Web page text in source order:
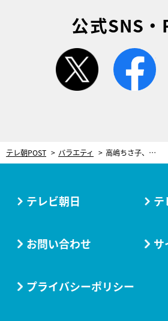
公式SNS・
twitter
テレ朝POST バラエティ 高嶋ちさ子、麻酔した後に絶叫！内視鏡検査中に「ヤメろー！ふざけるな！」
テレビ朝日 テ
お問い合わせ サ
プライバシーポリシー